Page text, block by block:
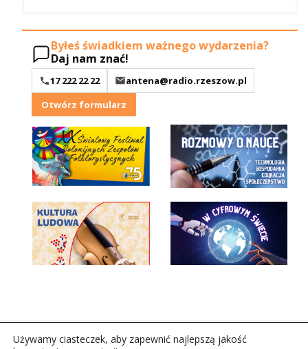
Byłeś świadkiem ważnego wydarzenia?
Daj nam znać!
17 222 22 22
antena@radio.rzeszow.pl
Otwórz formularz
Używamy ciasteczek, aby zapewnić najlepszą jakość